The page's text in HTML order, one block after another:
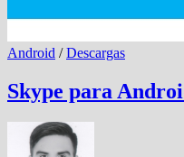
Android /Descargas
Skype para